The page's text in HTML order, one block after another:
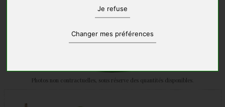
Je refuse
Changer mes préférences
Photos non contractuelles, sous réserve des quantités disponibles.